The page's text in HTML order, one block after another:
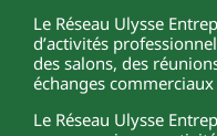
Le Réseau Ulysse
d’activités
des salons, des
échanges
Le Réseau Ulysse